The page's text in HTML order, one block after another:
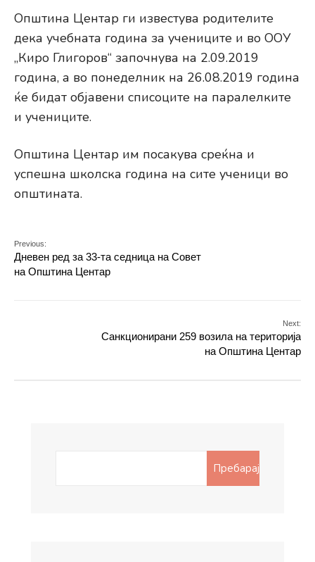
Општина Центар ги известува родителите
дека учебната година за учениците и во ООУ
„Киро Глигоров“ започнува на 2.09.2019
година, а во понеделник на 26.08.2019 година
ќе бидат објавени списоците на паралелките
и учениците.
Општина Центар им посакува среќна и
успешна школска година на сите ученици во
општината.
Previous:
Дневен ред за 33-та седница на Совет
на Општина Центар
Next:
Санкционирани 259 возила на територија
на Општина Центар
Пребарај